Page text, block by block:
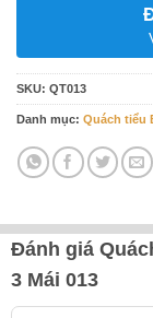
SKU: QT013
Danh mục: Quách tiểu
Đánh giá
3 Mái 013